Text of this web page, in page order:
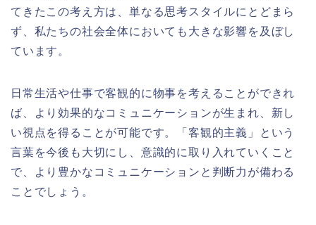
てきたこの考え方は、単なる思考スタイルにとどまら
ず、私たちの社会全体においても大きな影響を及ぼし
ています。
日常生活や仕事で客観的に物事を考えることができれ
ば、より効果的なコミュニケーションが生まれ、新し
い視点を得ることが可能です。「客観的主義」という
言葉を今後も大切にし、意識的に取り入れていくこと
で、より豊かなコミュニケーションと判断力が備わる
ことでしょう。